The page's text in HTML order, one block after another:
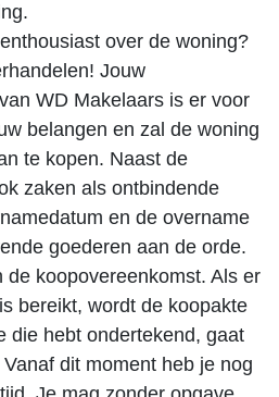
over de woning?
Jouw
WD Makelaars is er voor
belangen en zal de woning
te kopen. Naast de
zaken als ontbindende
en de overname
goederen aan de orde.
de koopovereenkomst. Als er
bereikt, wordt de koopakte
die hebt ondertekend, gaat
dit moment heb je nog